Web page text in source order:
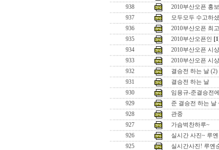
938
2010부산오픈 홍
937
모두모두 수고하
936
2010부산오픈 최
935
2010부산오픈인
934
2010부산오픈 시
933
2010부산오픈 시
932
결승전 하는 날 (2)
931
결승전 하는 날
930
임용규-준결승전
929
준 결승전 하는 날
928
관중
927
가슴벅찬하루~
926
실시간 사진~ 루
925
실시간사진! 루옌